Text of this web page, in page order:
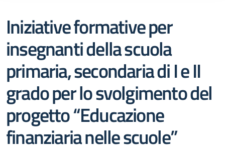
Iniziative formative per
insegnanti della scuola
primaria, secondaria di I e II
grado per lo svolgimento del
progetto “Educazione
finanziaria nelle scuole”